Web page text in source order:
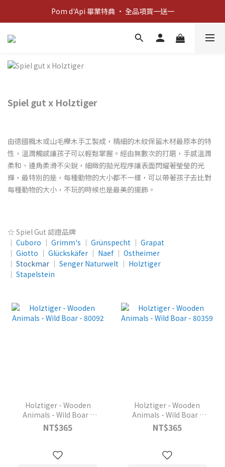
新客歡迎禮：輸入 "welcome10" 享首單九折！
Pom d'Api 畢業特典 · 全品項買一送一
新客歡迎禮：輸入 "welcome10" 享首單九折！
Spiel gut x Holztiger
由德國楓木或山毛櫸木手工製成，精細的木紋保留木材最原本的特
性，溫潤觸感讓孩子可以輕鬆掌握。 經由無數次的打磨，手感溫潤
柔和、邊角柔滑不尖銳，細緻的拋光程序讓表面閃耀著瑩瑩的光
輝，最特別的是，每種動物的大小都不一樣，可以帶著孩子去比對
每種動物的大小，不玩的時候也是最美的擺飾。
☆ Spiel Gut 認證品牌
│ Cuboro │ Grimm's │ Grünspecht │ Grapat
│ Giotto │ Glückskäfer │ Naef│ Ostheimer
│ Stockmar │ Senger Naturwelt │ Holztiger
│ Stapelstein
Holztiger - Wooden
Animals - Wild Boar -
80092
NT$365
Holztiger - Wooden
Animals - Wild Boar -
80359
NT$365